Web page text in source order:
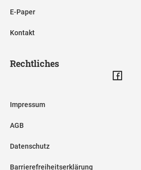
E-Paper
Kontakt
Rechtliches
Impressum
AGB
Datenschutz
Barrierefreiheitserklärung